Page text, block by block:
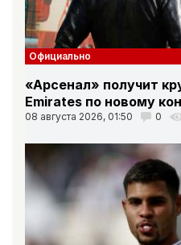
Официально
«Арсенал» получит
Emirates по новому
08 августа 2026, 01:50 0